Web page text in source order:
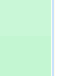
- -